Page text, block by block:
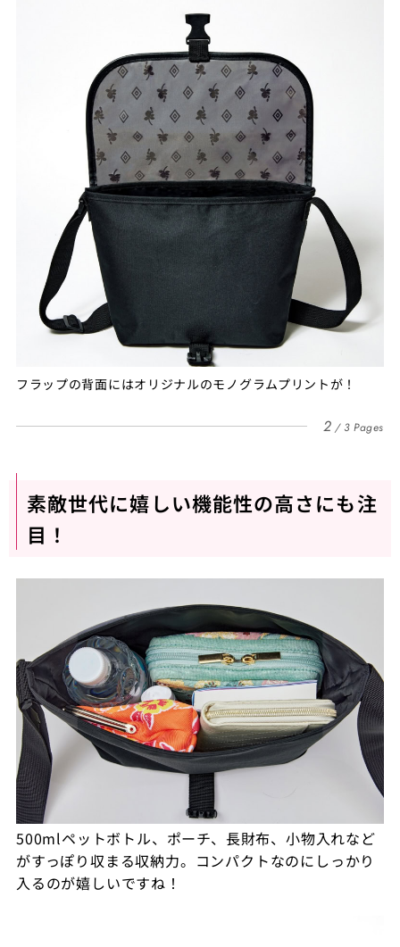
フラップの背面にはオリジナルのモノグラムプリントが！
2 3 Pages
素敵世代に嬉しい機能性の高さにも注
目！
500mlペットボトル、ポーチ、長財布、小物入れなど
がすっぽり収まる収納力。コンパクトなのにしっかり
入るのが嬉しいですね！